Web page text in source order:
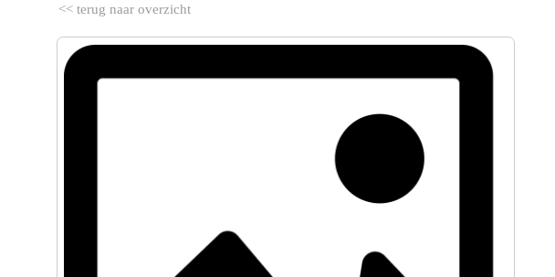
<< terug naar overzicht